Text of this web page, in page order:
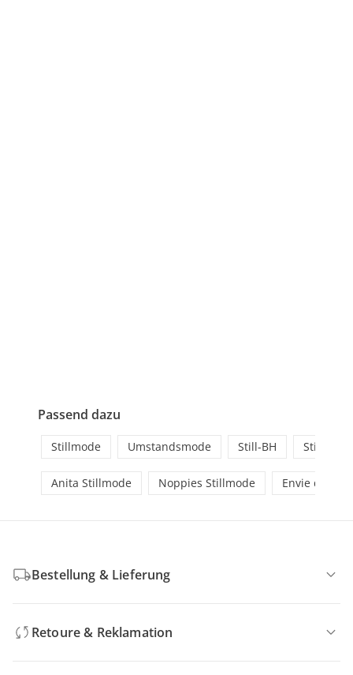
Passend dazu
Stillmode Umstandsmode Still-BH Still-
Anita Stillmode Noppies Stillmode Envie de
Bestellung & Lieferung
Retoure & Reklamation